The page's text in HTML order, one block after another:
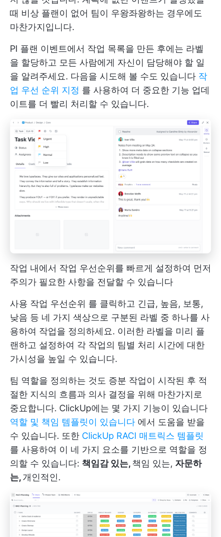
때 비상 플랜이 없어 팀이 우왕좌왕하는 경우에도
마찬가지입니다.
PI 플랜 이벤트에서 작업 목록을 만든 후에는 라벨
을 할당하고 모든 사람에게 자신이 담당해야 할 일
을 알려주세요. 다음을 시도해 볼 수도 있습니다 작
업 우선 순위 지정 를 사용하여 더 중요한 기능 업데
이트를 더 빨리 처리할 수 있습니다.
작업 내에서 작업 우선순위를 빠르게 설정하여 먼저
주의가 필요한 사항을 전달할 수 있습니다
사용 작업 우선순위 를 클릭하고 긴급, 높음, 보통,
낮음 등 네 가지 색상으로 구분된 라벨 중 하나를 사
용하여 작업을 정의하세요. 이러한 라벨을 미리 플
랜하고 설정하여 각 작업의 팀별 처리 시간에 대한
가시성을 높일 수 있습니다.
팀 역할을 정의하는 것도 증분 작업이 시작된 후 적
절한 지식의 흐름과 의사 결정을 위해 마찬가지로
중요합니다. ClickUp에는 몇 가지 기능이 있습니다
역할 및 책임 템플릿이 있습니다 에서 도움을 받을
수 있습니다. 또한 ClickUp RACI 매트릭스 템플릿
를 사용하여 이 네 가지 요소를 기반으로 역할을 정
의할 수 있습니다: 책임감 있는, 책임 있는, 자문하
는, 개인적인.